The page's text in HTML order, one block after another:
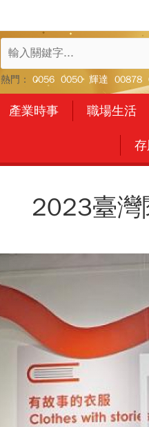
熱門： 0056 0050 輝達 00878
產業時事 職場生活
2023臺灣